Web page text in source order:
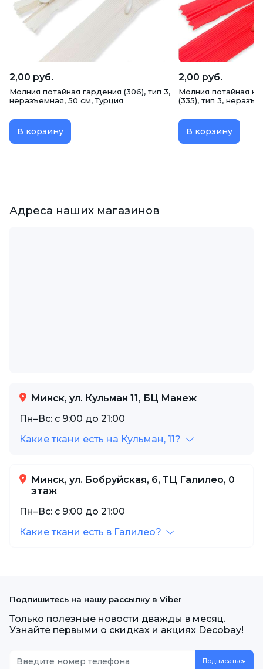
2,00 руб.
Молния потайная гардения (306), тип 3,
неразъемная, 50 см, Турция
В корзину
2,00 руб.
Молния потайная
(335), тип 3,
В корзину
Адреса наших магазинов
Минск, ул. Кульман 11, БЦ Манеж
Пн–Вс: с 9:00 до 21:00
Какие ткани есть на Кульман, 11?
Минск, ул. Бобруйская, 6, ТЦ Галилео, 0
этаж
Пн–Вс: с 9:00 до 21:00
Какие ткани есть в Галилео?
Подпишитесь на нашу рассылку в Viber
Только полезные новости дважды в месяц.
Узнайте первыми о скидках и акциях Decobay!